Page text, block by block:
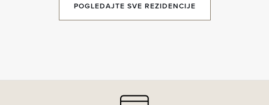
POGLEDAJTE SVE REZIDENCIJE